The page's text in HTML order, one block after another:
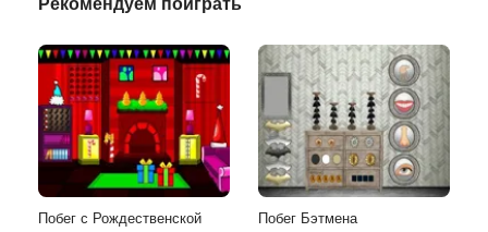
Побег с Рождественской
Побег Бэтмена